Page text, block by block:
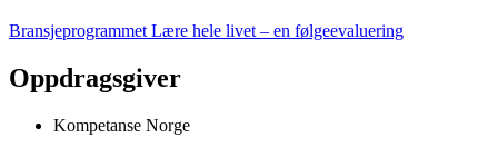
Bransjeprogrammet Lære hele livet – en følgeevaluering
Oppdragsgiver
Kompetanse Norge